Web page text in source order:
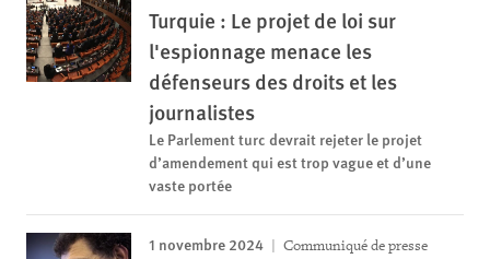
Turquie : Le projet de loi sur
l'espionnage menace les
défenseurs des droits et les
journalistes
Le Parlement turc devrait rejeter le projet
d’amendement qui est trop vague et d’une
vaste portée
1 novembre 2024 Communiqué de presse